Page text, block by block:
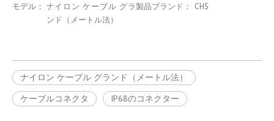
モデル： ナイロン ケーブル グラ
ンド（メートル法）
製品ブランド： CHS
ナイロン ケーブル グランド（メートル法）
ケーブルコネクタ
IP68のコネクター